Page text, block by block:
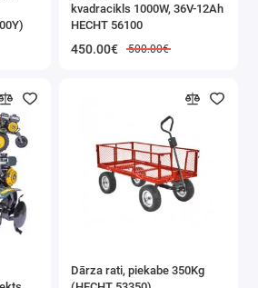
kvadracikls 1000W, 36V-12Ah
HECHT 56100
450.00€ 500.00€
Dārza rati, piekabe 350Kg